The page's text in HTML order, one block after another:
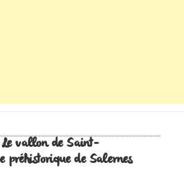
vallon de Saint-
de Salernes